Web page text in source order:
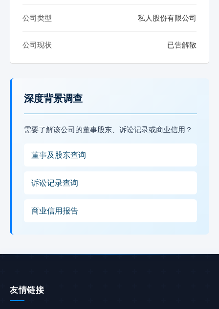
公司类型 私人股份有限公司
公司现状 已告解散
深度背景调查
需要了解该公司的董事股东、诉讼记录或商业信用？
董事及股东查询
诉讼记录查询
商业信用报告
友情链接